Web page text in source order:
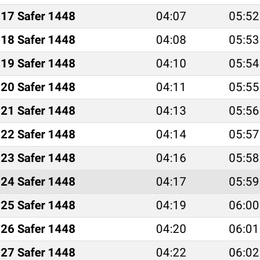
17 Safer 1448 04:07 05:52
18 Safer 1448 04:08 05:53
19 Safer 1448 04:10 05:54
20 Safer 1448 04:11 05:55
21 Safer 1448 04:13 05:56
22 Safer 1448 04:14 05:57
23 Safer 1448 04:16 05:58
24 Safer 1448 04:17 05:59
25 Safer 1448 04:19 06:00
26 Safer 1448 04:20 06:01
27 Safer 1448 04:22 06:02